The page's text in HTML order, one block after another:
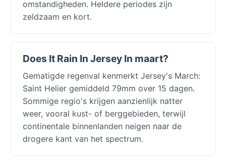
omstandigheden. Heldere periodes zijn
zeldzaam en kort.
Does It Rain In Jersey In maart?
Gematigde regenval kenmerkt Jersey's March:
Saint Helier gemiddeld 79mm over 15 dagen.
Sommige regio's krijgen aanzienlijk natter
weer, vooral kust- of berggebieden, terwijl
continentale binnenlanden neigen naar de
drogere kant van het spectrum.